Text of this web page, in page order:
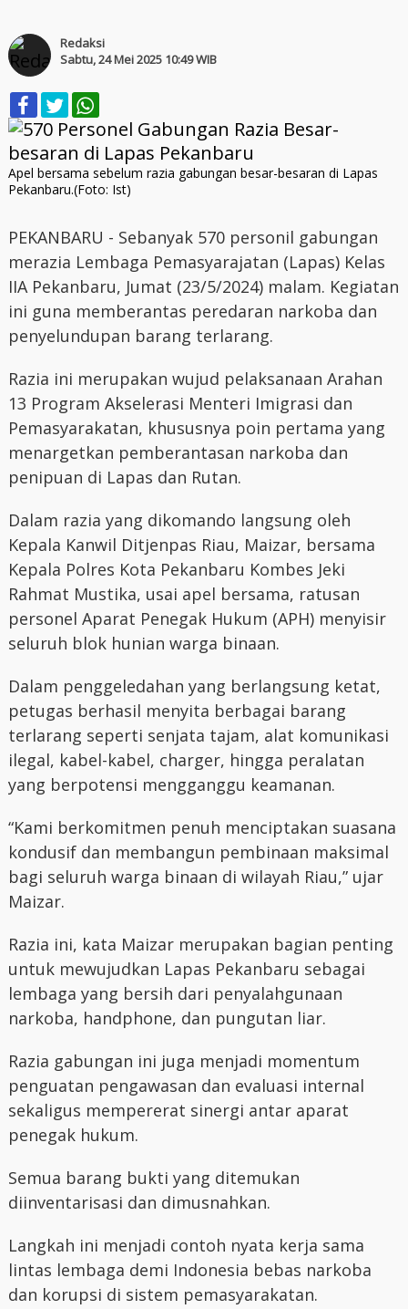
Redaksi
Sabtu, 24 Mei 2025 10:49 WIB
Apel bersama sebelum razia gabungan besar-besaran di Lapas
Pekanbaru.(Foto: Ist)
PEKANBARU - Sebanyak 570 personil gabungan
merazia Lembaga Pemasyarajatan (Lapas) Kelas
IIA Pekanbaru, Jumat (23/5/2024) malam. Kegiatan
ini guna memberantas peredaran narkoba dan
penyelundupan barang terlarang.
Razia ini merupakan wujud pelaksanaan Arahan
13 Program Akselerasi Menteri Imigrasi dan
Pemasyarakatan, khususnya poin pertama yang
menargetkan pemberantasan narkoba dan
penipuan di Lapas dan Rutan.
Dalam razia yang dikomando langsung oleh
Kepala Kanwil Ditjenpas Riau, Maizar, bersama
Kepala Polres Kota Pekanbaru Kombes Jeki
Rahmat Mustika, usai apel bersama, ratusan
personel Aparat Penegak Hukum (APH) menyisir
seluruh blok hunian warga binaan.
Dalam penggeledahan yang berlangsung ketat,
petugas berhasil menyita berbagai barang
terlarang seperti senjata tajam, alat komunikasi
ilegal, kabel-kabel, charger, hingga peralatan
yang berpotensi mengganggu keamanan.
“Kami berkomitmen penuh menciptakan suasana
kondusif dan membangun pembinaan maksimal
bagi seluruh warga binaan di wilayah Riau,” ujar
Maizar.
Razia ini, kata Maizar merupakan bagian penting
untuk mewujudkan Lapas Pekanbaru sebagai
lembaga yang bersih dari penyalahgunaan
narkoba, handphone, dan pungutan liar.
Razia gabungan ini juga menjadi momentum
penguatan pengawasan dan evaluasi internal
sekaligus mempererat sinergi antar aparat
penegak hukum.
Semua barang bukti yang ditemukan
diinventarisasi dan dimusnahkan.
Langkah ini menjadi contoh nyata kerja sama
lintas lembaga demi Indonesia bebas narkoba
dan korupsi di sistem pemasyarakatan.